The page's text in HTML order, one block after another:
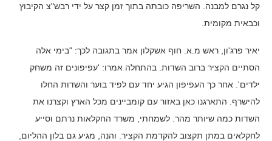
קל נגרם למבנה. השריפה כובתה בתוך זמן קצר על ידי רבש"צ הקיבוץ
וכבאית מקומית.
יאיר פרג'ון, ראש מ.א. חוף אשקלון אמר בתגובה לכך: "בימי אלה
הסתיים הקציר ברוב השדות. בהתחלה אמרו: 'עפיפונים זה משחק
ילדים'. אחר כך העפיפון הגיע יחד עם לפיד בוער והשדות החלו
להישרף. התארגנו כאן באזור עם קומביינים מכל הארץ וקצרנו את
השדות כמה שיותר מהר. לשמחתי, משרד החקלאות נרתם וסייע
לחקלאים במתן תקצוב להקדמת הקציר. והנה, מגיע גם בלון ההליום,